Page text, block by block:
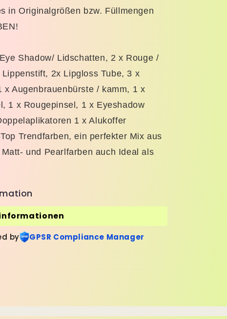
in Originalgrößen bzw. Füllmengen
Shadow/ Lidschatten, 2 x Rouge /
Lippenstift, 2x Lipgloss Tube, 3 x
x Augenbrauenbürste / kamm, 1 x
1 x Rougepinsel, 1 x Eyeshadow
1 x Alukoffer
Trendfarben, ein perfekter Mix aus
und Pearlfarben auch Ideal als
by GPSR Compliance Manager